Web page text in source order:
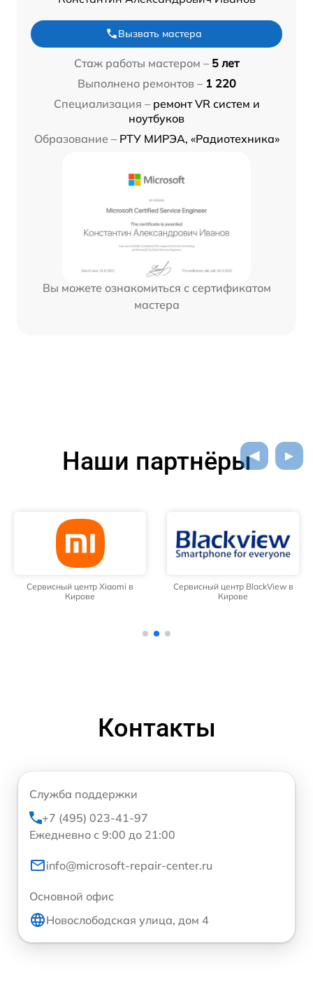
Вызвать мастера
Стаж работы мастером – 5 лет
Выполнено ремонтов – 1 220
Специализация – ремонт VR систем и
ноутбуков
Образование – РТУ МИРЭА, «Радиотехника»
Вы можете ознакомиться с сертификатом
мастера
Наши партнёры
Сервисный центр Xiaomi в
Кирове
Сервисный центр BlackView в
Кирове
Контакты
Служба поддержки
+7 (495) 023-41-97
Ежедневно с 9:00 до 21:00
info@microsoft-repair-center.ru
Основной офис
Новослободская улица, дом 4